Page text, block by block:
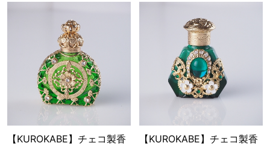
【KUROKABE】チェコ製香
【KUROKABE】チェコ製香